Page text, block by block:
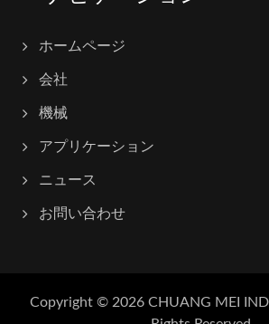
ホームページ
会社
機械
アプリケーション
ニュース
お問い合わせ
Copyright © 2026 CHUANG MEI